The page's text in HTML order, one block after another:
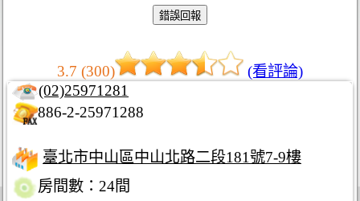
3.7 (300)
(看評論)
(02)25971281
886-2-25971288
臺北市中山區中山北路二段181號7-9樓
房間數：24間